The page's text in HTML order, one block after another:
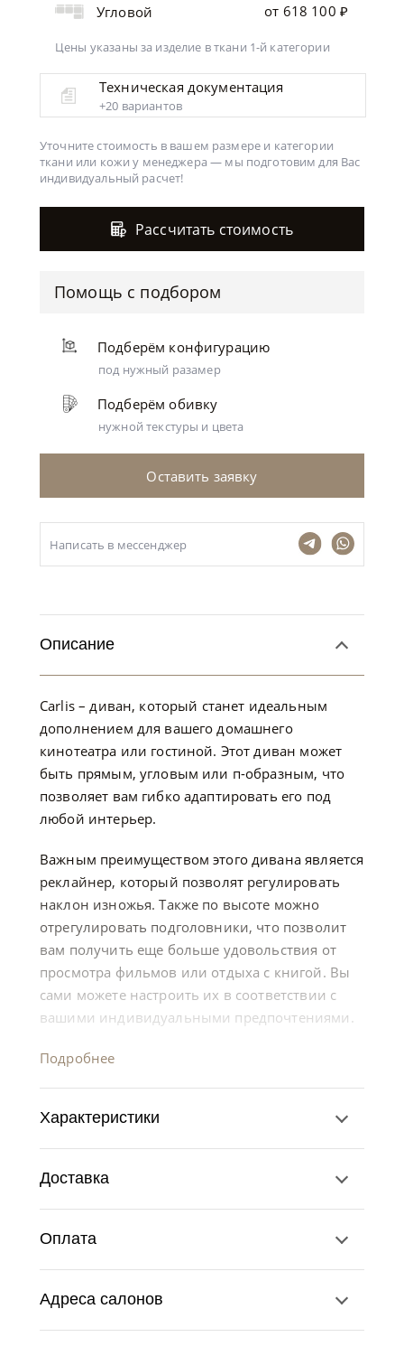
Угловой
от 618 100 ₽
Цены указаны за изделие в ткани 1-й категории
Техническая документация
+20 вариантов
Уточните стоимость в вашем размере и категории
ткани или кожи у менеджера — мы подготовим для Вас
индивидуальный расчет!
Рассчитать стоимость
Помощь с подбором
Подберём конфигурацию
под нужный разамер
Подберём обивку
нужной текстуры и цвета
Оставить заявку
Написать в мессенджер
Описание
Carlis – диван, который станет идеальным
дополнением для вашего домашнего
кинотеатра или гостиной. Этот диван может
быть прямым, угловым или п-образным, что
позволяет вам гибко адаптировать его под
любой интерьер.
Важным преимуществом этого дивана является
реклайнер, который позволят регулировать
наклон изножья. Также по высоте можно
отрегулировать подголовники, что позволит
вам получить еще больше удовольствия от
просмотра фильмов или отдыха с книгой. Вы
сами можете настроить их в соответствии с
вашими индивидуальными предпочтениями.
Подробнее
Характеристики
Доставка
Оплата
Адреса салонов